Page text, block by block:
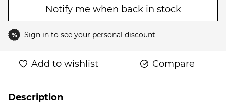
Notify me when back in stock
% Sign in to see your personal discount
Add to wishlist Compare
Description